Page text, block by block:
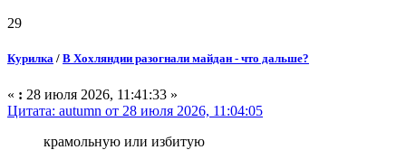
29
Курилка / В Хохляндии разогнали майдан - что дальше?
« : 28 июля 2026, 11:41:33 »
Цитата: autumn от 28 июля 2026, 11:04:05
крамольную или избитую